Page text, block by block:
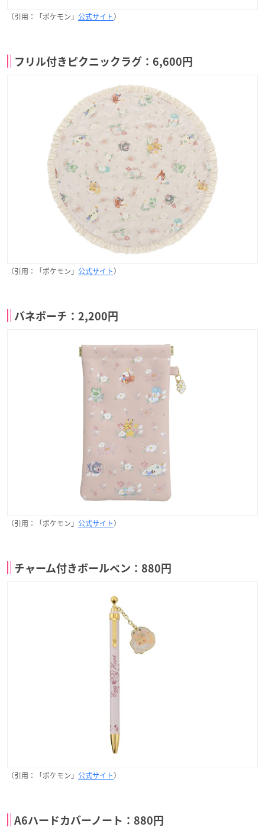
（引用：「ポケモン」 公式サイト）
フリル付きピクニックラグ：6,600円
（引用：「ポケモン」 公式サイト）
バネポーチ：2,200円
（引用：「ポケモン」 公式サイト）
チャーム付きボールペン：880円
（引用：「ポケモン」 公式サイト）
A6ハードカバーノート：880円